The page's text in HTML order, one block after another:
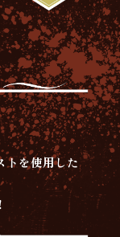
トを使用した